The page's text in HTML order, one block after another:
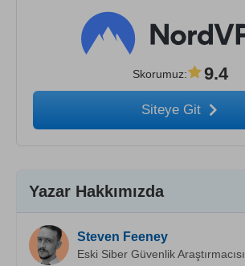
Skorumuz: 9.4
Siteye Git
Yazar Hakkımızda
Steven Feeney
Eski Siber Güvenlik Araştırmacısı